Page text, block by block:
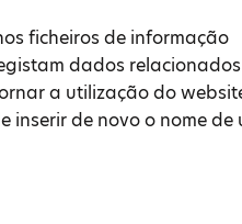
ficheiros de informação
dados
a utilização do
inserir de novo o nome de